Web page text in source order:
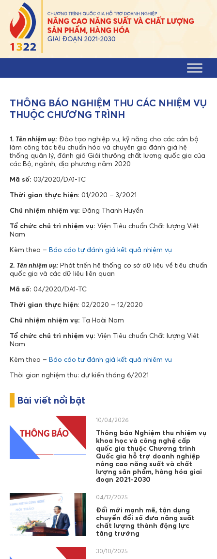
Skip to content
THÔNG BÁO NGHIỆM THU CÁC NHIỆM VỤ
THUỘC CHƯƠNG TRÌNH
1. Tên nhiệm vụ: Đào tạo nghiệp vụ, kỹ năng cho các cán bộ
làm công tác tiêu chuẩn hóa và chuyên gia đánh giá hệ
thống quản lý, đánh giá Giải thưởng chất lượng quốc gia của
các Bộ, ngành, địa phương năm 2020
Mã số: 03/2020/DA1-TC
Thời gian thực hiện: 01/2020 – 3/2021
Chủ nhiệm nhiệm vụ: Đặng Thanh Huyền
Tổ chức chủ trì nhiệm vụ: Viện Tiêu chuẩn Chất lượng Việt
Nam
Kèm theo – Báo cáo tự đánh giá kết quả nhiệm vụ
2. Tên nhiệm vụ: Phát triển hệ thống cơ sở dữ liệu về tiêu chuẩn
quốc gia và các dữ liệu liên quan
Mã số: 04/2020/DA1-TC
Thời gian thực hiện: 02/2020 – 12/2020
Chủ nhiệm nhiệm vụ: Tạ Hoài Nam
Tổ chức chủ trì nhiệm vụ: Viện Tiêu chuẩn Chất lượng Việt
Nam
Kèm theo – Báo cáo tự đánh giá kết quả nhiệm vụ
Thời gian nghiệm thu: dự kiến tháng 6/2021
Bài viết nổi bật
10/04/2026
Thông báo Nghiệm thu nhiệm vụ
khoa học và công nghệ cấp
quốc gia thuộc Chương trình
Quốc gia hỗ trợ doanh nghiệp
nâng cao năng suất và chất
lượng sản phẩm, hàng hóa giai
đoạn 2021-2030
04/12/2025
Đổi mới mạnh mẽ, tận dụng
chuyển đổi số đưa năng suất
chất lượng thành động lực
tăng trưởng
30/10/2025